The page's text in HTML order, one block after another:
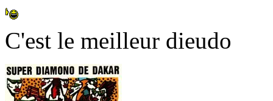
C'est le meilleur dieudo